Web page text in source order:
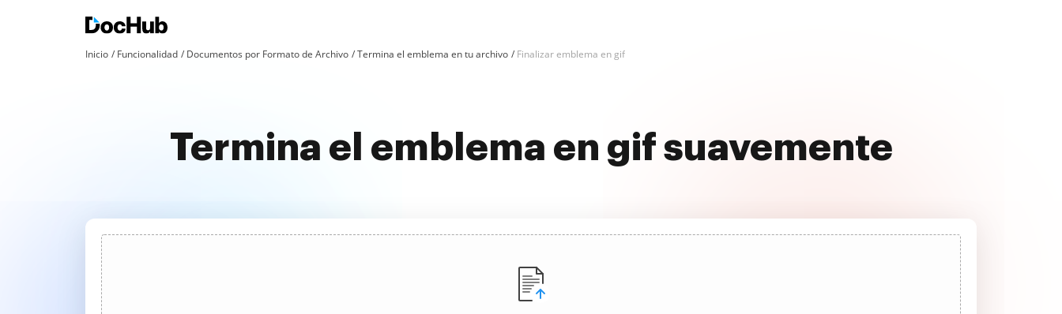
Inicio Funcionalidad Documentos por Formato de Archivo Termina el emblema en tu archivo Finalizar emblema en gif
Termina el emblema en gif suavemente